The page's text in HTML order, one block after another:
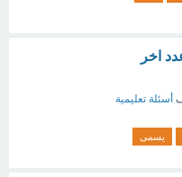
اخر
أسئلة تعليمية
يسمى